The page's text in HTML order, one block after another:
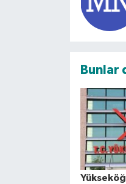
Bunlar